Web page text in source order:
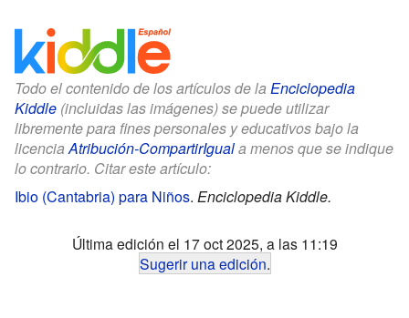
Todo el contenido de los artículos de la Enciclopedia
Kiddle (incluidas las imágenes) se puede utilizar
libremente para fines personales y educativos bajo la
licenciaAtribución-CompartirIguala menos que se indique
lo contrario. Citar este artículo:
Ibio (Cantabria) para Niños. Enciclopedia Kiddle.
Última edición el 17 oct 2025, a las 11:19
Sugerir una edición.